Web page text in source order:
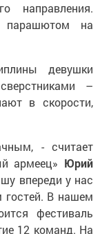
направления.
на
девушки
–
в скорости,
- считает
армеец» Юрий
впереди у нас
В нашем
фестиваль
12 команд. На